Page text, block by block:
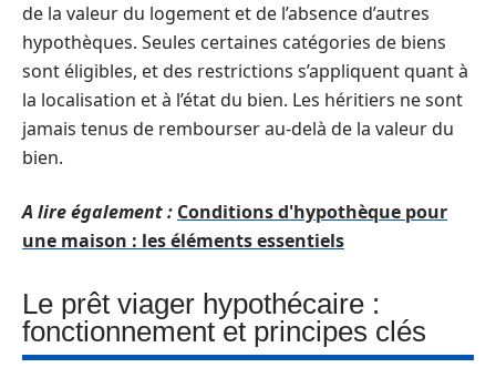
de la valeur du logement et de l’absence d’autres
hypothèques. Seules certaines catégories de biens
sont éligibles, et des restrictions s’appliquent quant à
la localisation et à l’état du bien. Les héritiers ne sont
jamais tenus de rembourser au-delà de la valeur du
bien.
A lire également : Conditions d'hypothèque pour
une maison : les éléments essentiels
Le prêt viager hypothécaire :
fonctionnement et principes clés